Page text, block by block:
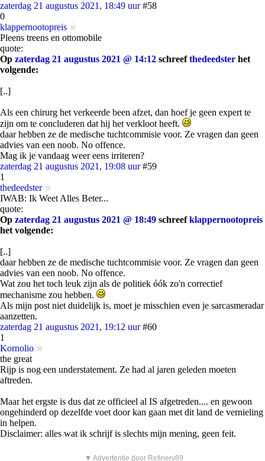
zaterdag 21 augustus 2021, 18:49 uur #58
0
klappernootopreis
Pleens treens en ottomobile
quote:
Op zaterdag 21 augustus 2021 @ 14:12 schreefthedeedster het
volgende:
[..]
Als een chirurg het verkeerde been afzet, dan hoef je geen expert te
zijn om te concluderen dat hij het verkloot heeft.
daar hebben ze de medische tuchtcommisie voor. Ze vragen dan geen
advies van een noob. No offence.
Mag ik je vandaag weer eens irriteren?
zaterdag 21 augustus 2021, 19:08 uur #59
1
thedeedster
IWAB: Ik Weet Alles Beter...
quote:
Op zaterdag 21 augustus 2021 @ 18:49 schreefklappernootopreis
het volgende:
[..]
daar hebben ze de medische tuchtcommisie voor. Ze vragen dan geen
advies van een noob. No offence.
Wat zou het toch leuk zijn als de politiek óók zo'n correctief
mechanisme zou hebben.
Als mijn post niet duidelijk is, moet je misschien even je sarcasmeradar
aanzetten.
zaterdag 21 augustus 2021, 19:12 uur #60
1
Kornolio
the great
Rijp is nog een understatement. Ze had al jaren geleden moeten
aftreden.
Maar het ergste is dus dat ze officieel al IS afgetreden.... en gewoon
ongehinderd op dezelfde voet door kan gaan met dit land de vernieling
in helpen.
Disclaimer: alles wat ik schrijf is slechts mijn mening, geen feit.
▼ Advertentie door Refinery89